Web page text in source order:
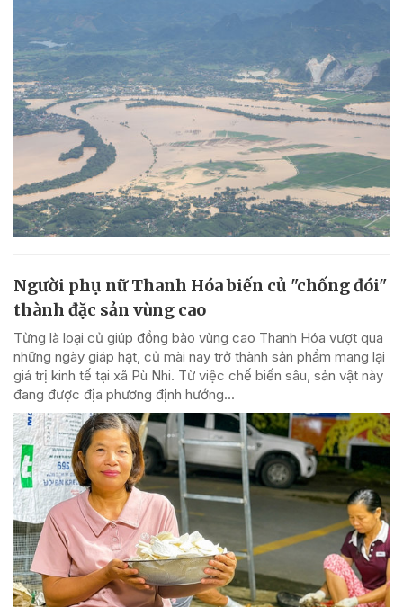
Người phụ nữ Thanh Hóa biến củ "chống đói"
thành đặc sản vùng cao
Từng là loại củ giúp đồng bào vùng cao Thanh Hóa vượt qua
những ngày giáp hạt, củ mài nay trở thành sản phẩm mang lại
giá trị kinh tế tại xã Pù Nhi. Từ việc chế biến sâu, sản vật này
đang được địa phương định hướng...